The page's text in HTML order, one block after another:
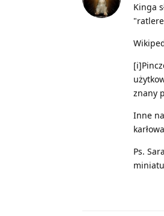
Kinga
znany
Inne
Ps.